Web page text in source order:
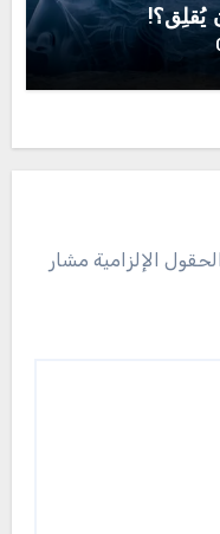
يُقلِق؟!
الحقول الإلزامية مشار